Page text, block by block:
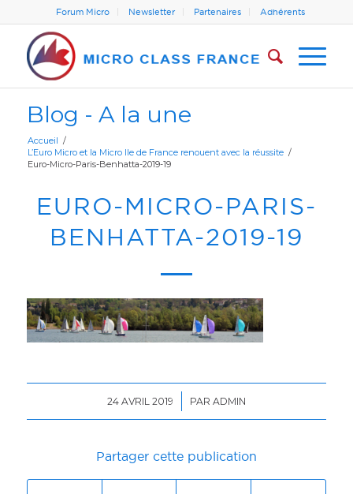
Forum Micro Newsletter Partenaires Adhérents
Blog - A la une
Accueil /
L’Euro Micro et la Micro Ile de France renouent avec la réussite /
Euro-Micro-Paris-Benhatta-2019-19
EURO-MICRO-PARIS-
BENHATTA-2019-19
24 AVRIL 2019
/ PAR ADMIN
Partager cette publication